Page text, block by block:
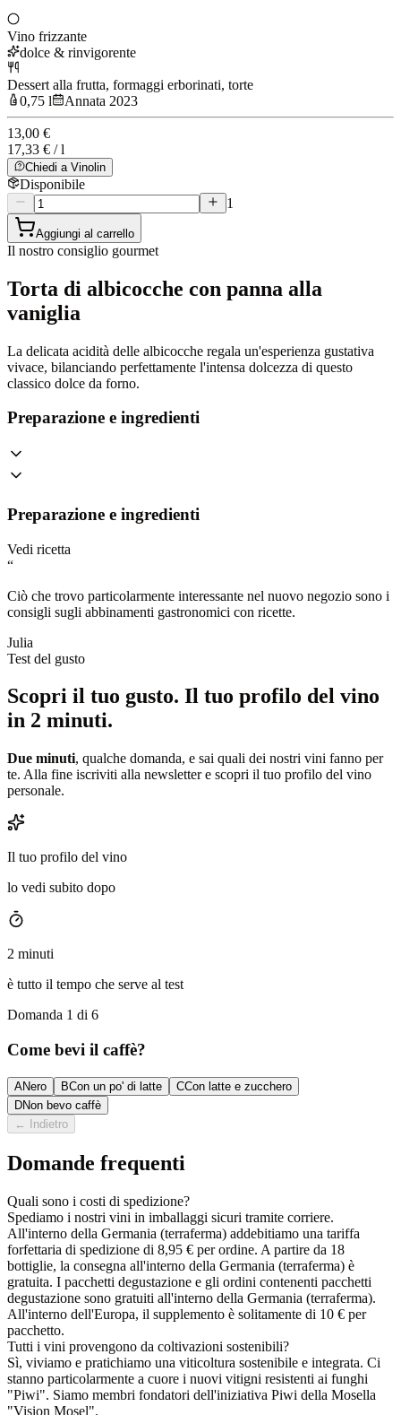
Vino frizzante
dolce & rinvigorente
Dessert alla frutta, formaggi erborinati, torte
0,75 l
Annata 2023
13,00 €
17,33 € / l
Chiedi a Vinolin
Disponibile
1
Aggiungi al carrello
Il nostro consiglio gourmet
Torta di albicocche con panna alla
vaniglia
La delicata acidità delle albicocche regala un'esperienza gustativa
vivace, bilanciando perfettamente l'intensa dolcezza di questo
classico dolce da forno.
Preparazione e ingredienti
Preparazione e ingredienti
Vedi ricetta
“
Ciò che trovo particolarmente interessante nel nuovo negozio sono i
consigli sugli abbinamenti gastronomici con ricette.
Julia
Test del gusto
Scopri il tuo gusto. Il tuo profilo del vino
in 2 minuti.
Due minuti, qualche domanda, e sai quali dei nostri vini fanno per
te. Alla fine iscriviti alla newsletter e scopri il tuo profilo del vino
personale.
Il tuo profilo del vino
lo vedi subito dopo
2 minuti
è tutto il tempo che serve al test
Domanda 1 di 6
Come bevi il caffè?
ANero BCon un po' di latte CCon latte e zucchero
DNon bevo caffè
←
Indietro
Domande frequenti
Quali sono i costi di spedizione?
Spediamo i nostri vini in imballaggi sicuri tramite corriere.
All'interno della Germania (terraferma) addebitiamo una tariffa
forfettaria di spedizione di 8,95 € per ordine. A partire da 18
bottiglie, la consegna all'interno della Germania (terraferma) è
gratuita. I pacchetti degustazione e gli ordini contenenti pacchetti
degustazione sono gratuiti all'interno della Germania (terraferma).
All'interno dell'Europa, il supplemento è solitamente di 10 € per
pacchetto.
Tutti i vini provengono da coltivazioni sostenibili?
Sì, viviamo e pratichiamo una viticoltura sostenibile e integrata. Ci
stanno particolarmente a cuore i nuovi vitigni resistenti ai funghi
"Piwi". Siamo membri fondatori dell'iniziativa Piwi della Mosella
"Vision Mosel".